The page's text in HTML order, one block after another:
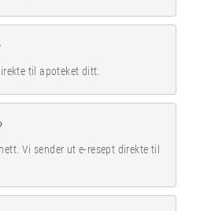
til apoteket ditt.
Vi sender ut e-resept direkte til